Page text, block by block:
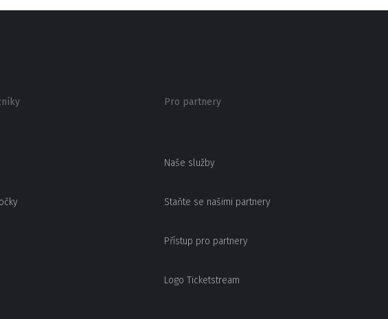
Pro partnery
Naše služby
Staňte se našimi partnery
Přístup pro partnery
Logo Ticketstream